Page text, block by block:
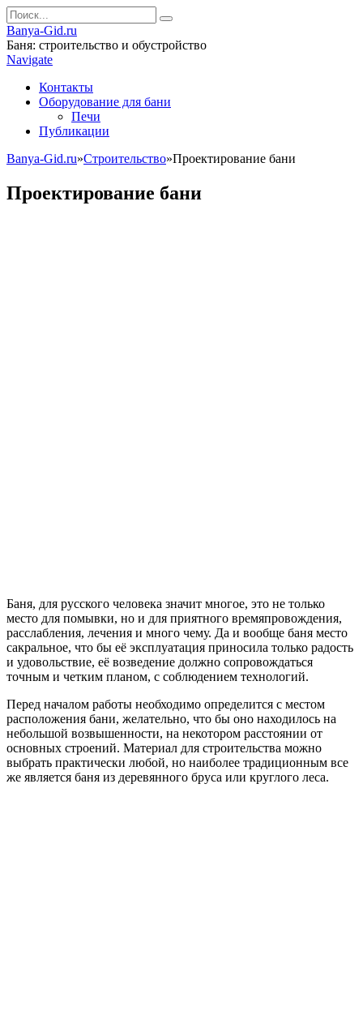
Banya-Gid.ru
Баня: строительство и обустройство
Navigate
Контакты
Оборудование для бани
Печи
Публикации
Banya-Gid.ru»Строительство»Проектирование бани
Проектирование бани
Баня, для русского человека значит многое, это не только
место для помывки, но и для приятного времяпровождения,
расслабления, лечения и много чему. Да и вообще баня место
сакральное, что бы её эксплуатация приносила только радость
и удовольствие, её возведение должно сопровождаться
точным и четким планом, с соблюдением технологий.
Перед началом работы необходимо определится с местом
расположения бани, желательно, что бы оно находилось на
небольшой возвышенности, на некотором расстоянии от
основных строений. Материал для строительства можно
выбрать практически любой, но наиболее традиционным все
же является баня из деревянного бруса или круглого леса.